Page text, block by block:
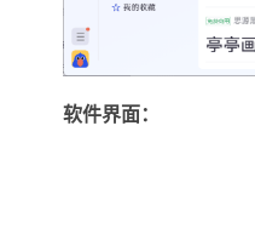
软件界面：